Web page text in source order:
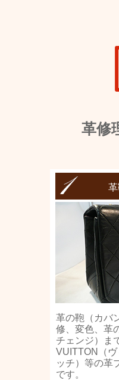
革修
革の鞄（カバ
修、変色、革
チェンジ）ま
VUITTON（
ッチ）等の革
です。